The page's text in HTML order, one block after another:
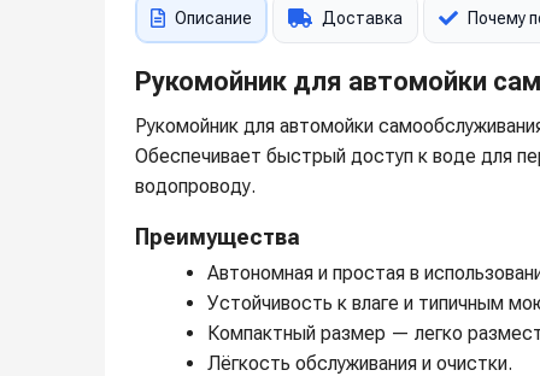
Описание Доставка Почему
Рукомойник для автомойки
Рукомойник для автомойки
Обеспечивает быстрый доступ к воде для
водопроводу.
Преимущества
Автономная и простая в
Устойчивость к влаге и типичным
Компактный размер — легко
Лёгкость обслуживания и очистки.